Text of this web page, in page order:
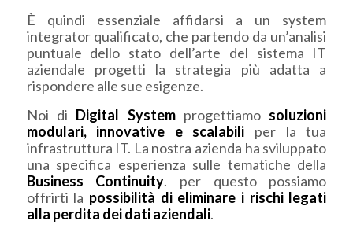
È quindi essenziale affidarsi a un system
integrator qualificato, che partendo da un’analisi
puntuale dello stato dell’arte del sistema IT
aziendale progetti la strategia più adatta a
rispondere alle sue esigenze.
Noi di Digital Systemprogettiamo soluzioni
modulari, innovative e scalabili per la tua
infrastruttura IT. La nostra azienda ha sviluppato
una specifica esperienza sulle tematiche della
Business Continuity. per questo possiamo
offrirti la possibilità di eliminare i rischi legati
alla perdita dei dati aziendali.